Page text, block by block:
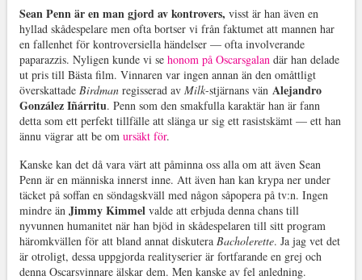
Sean Penn är en man gjord av kontrovers, visst är han även en
hyllad skådespelare men ofta bortser vi från faktumet att mannen har
en fallenhet för kontroversiella händelser — ofta involverande
paparazzis. Nyligen kunde vi se honom på Oscarsgalan där han delade
ut pris till Bästa film. Vinnaren var ingen annan än den omåttligt
överskattade Birdmanregisserad av Milk-stjärnans vän Alejandro
González Iñárritu. Penn som den smakfulla karaktär han är fann
detta som ett perfekt tillfälle att slänga ur sig ett rasistskämt — ett han
ännu vägrar att be om ursäkt för.
Kanske kan det då vara värt att påminna oss alla om att även Sean
Penn är en människa innerst inne. Att även han kan krypa ner under
täcket på soffan en söndagskväll med någon såpopera på tv:n. Ingen
mindre än Jimmy Kimmel valde att erbjuda denna chans till
nyvunnen humanitet när han bjöd in skådespelaren till sitt program
häromkvällen för att bland annat diskutera Bacholerette. Ja jag vet det
är otroligt, dessa uppgjorda realityserier är fortfarande en grej och
denna Oscarsvinnare älskar dem. Men kanske av fel anledning.